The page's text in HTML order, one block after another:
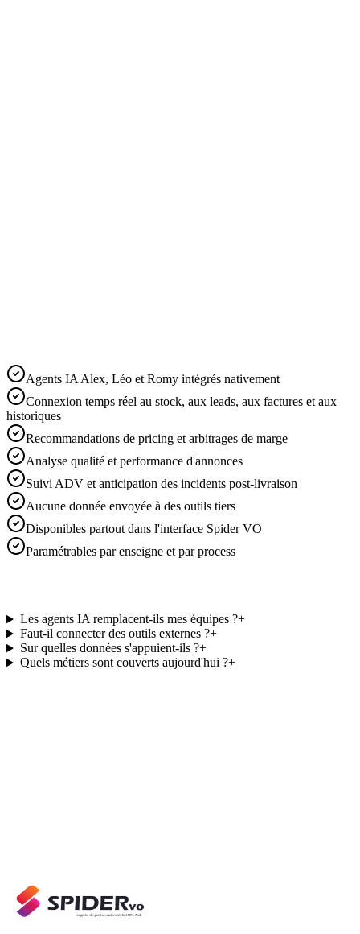
Agents IA Alex, Léo et Romy intégrés nativement
Connexion temps réel au stock, aux leads, aux factures et aux
historiques
Recommandations de pricing et arbitrages de marge
Analyse qualité et performance d'annonces
Suivi ADV et anticipation des incidents post-livraison
Aucune donnée envoyée à des outils tiers
Disponibles partout dans l'interface Spider VO
Paramétrables par enseigne et par process
Les agents IA remplacent-ils mes équipes ?+
Faut-il connecter des outils externes ?+
Sur quelles données s'appuient-ils ?+
Quels métiers sont couverts aujourd'hui ?+